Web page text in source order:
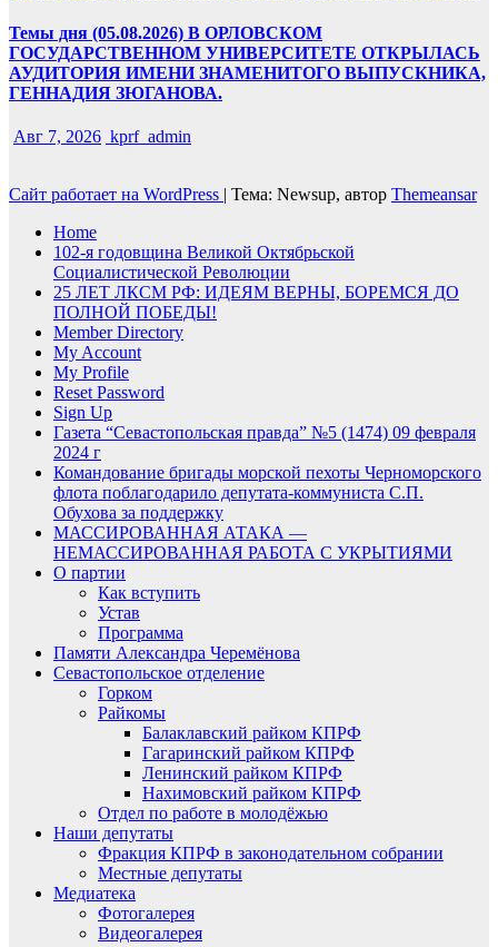
Темы дня (05.08.2026) В ОРЛОВСКОМ
ГОСУДАРСТВЕННОМ УНИВЕРСИТЕТЕ ОТКРЫЛАСЬ
АУДИТОРИЯ ИМЕНИ ЗНАМЕНИТОГО ВЫПУСКНИКА,
ГЕННАДИЯ ЗЮГАНОВА.
Авг 7, 2026 kprf_admin
Сайт работает на WordPress | Тема: Newsup, автор Themeansar
Home
102-я годовщина Великой Октябрьской
Социалистической Революции
25 ЛЕТ ЛКСМ РФ: ИДЕЯМ ВЕРНЫ, БОРЕМСЯ ДО
ПОЛНОЙ ПОБЕДЫ!
Member Directory
My Account
My Profile
Reset Password
Sign Up
Газета “Севастопольская правда” №5 (1474) 09 февраля
2024 г
Командование бригады морской пехоты Черноморского
флота поблагодарило депутата-коммуниста С.П.
Обухова за поддержку
МАССИРОВАННАЯ АТАКА —
НЕМАССИРОВАННАЯ РАБОТА С УКРЫТИЯМИ
О партии
Как вступить
Устав
Программа
Памяти Александра Черемёнова
Севастопольское отделение
Горком
Райкомы
Балаклавский райком КПРФ
Гагаринский райком КПРФ
Ленинский райком КПРФ
Нахимовский райком КПРФ
Отдел по работе в молодёжью
Наши депутаты
Фракция КПРФ в законодательном собрании
Местные депутаты
Медиатека
Фотогалерея
Видеогалерея